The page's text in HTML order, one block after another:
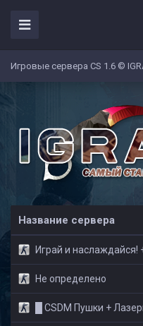
Игровые сервера CS 1.6 ©
Название сервера
Играй и наслаждайся! +18
Не определено
█ CSDM Пушки + Лазеры |